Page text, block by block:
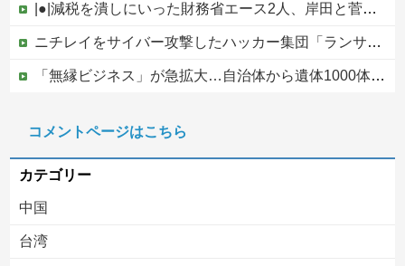
|●|減税を潰しにいった財務省エース2人、岸田と菅の後ろ盾があるから地位は安泰だと信じていたら……
ニチレイをサイバー攻撃したハッカー集団「ランサムウェア」 個人情報など20万件以上をダークウェブ上に公開か
「無縁ビジネス」が急拡大…自治体から遺体1000体超を引き取る業者も
避難所に土足でズカズカと入ってきて勝手に動画や写真を撮影したメディア取材陣、挙句の果てに要求してきたのは……
コメントページはこちら
カテゴリー
中国
台湾